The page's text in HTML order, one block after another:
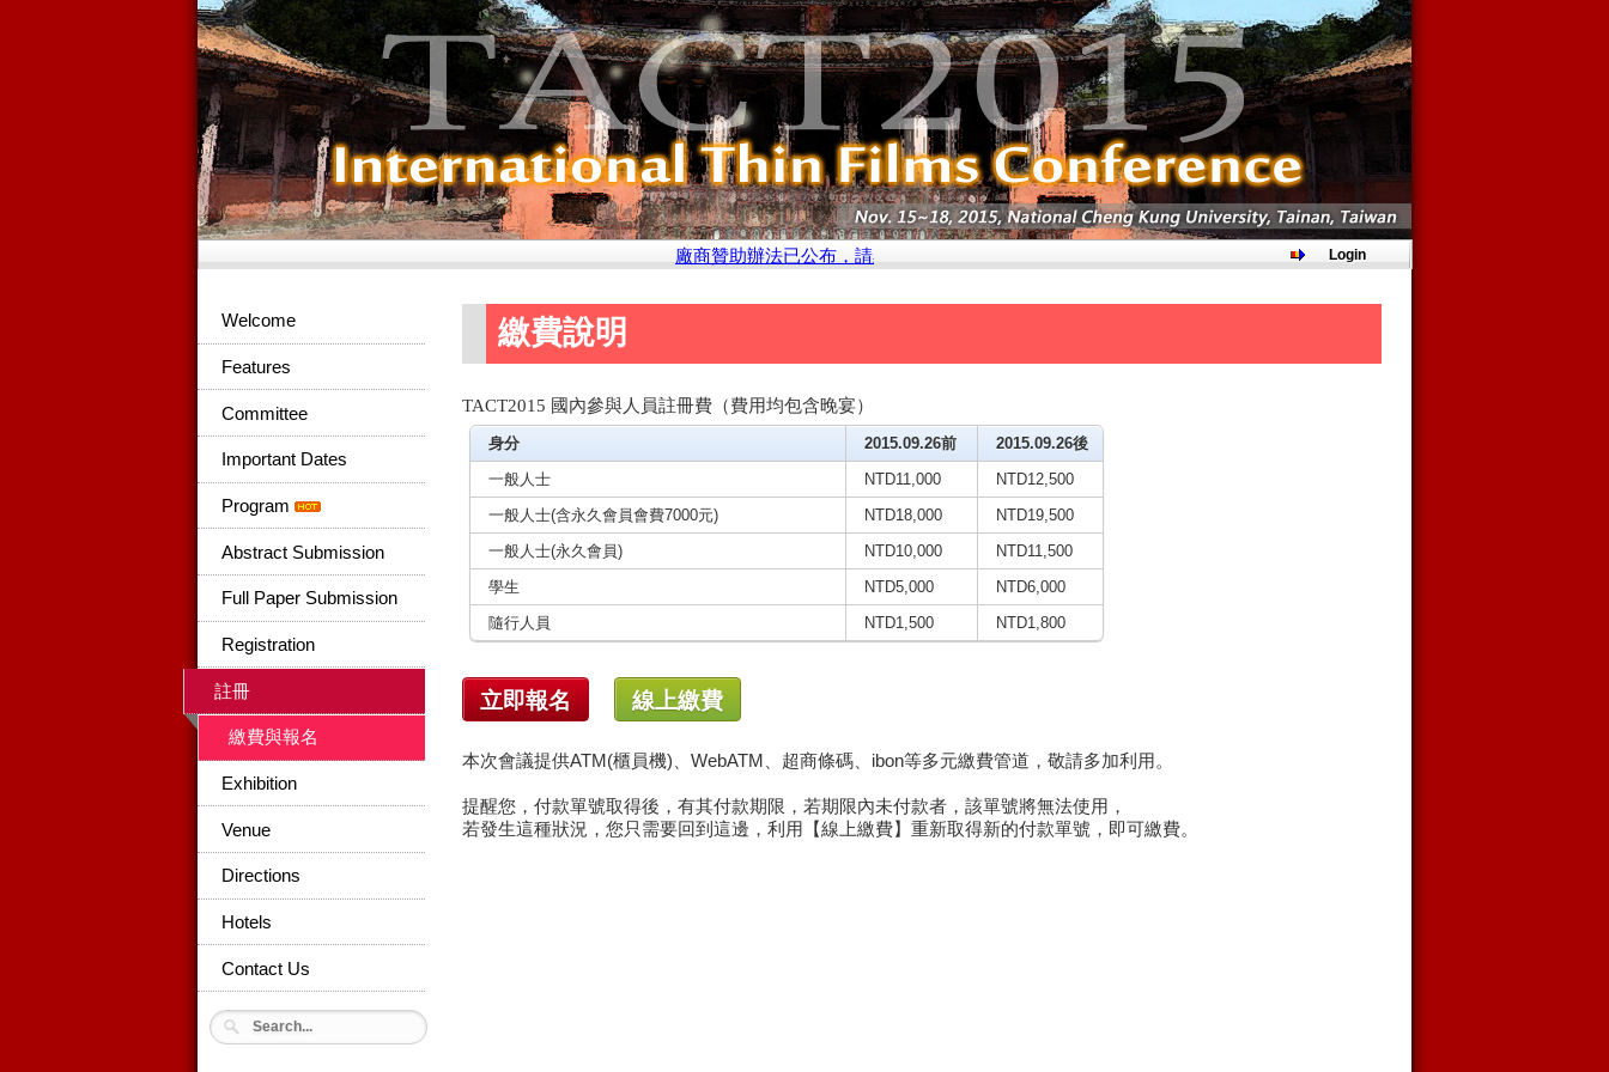
廠商贊助辦法已公布，請點選此處參閱說明 Login
Welcome
Features
Committee
Important Dates
Program
Abstract Submission
Full Paper Submission
Registration
註冊
繳費與報名
Exhibition
Venue
Directions
Hotels
Contact Us
繳費說明
TACT2015 國內參與人員註冊費（費用均包含晚宴）
身分 2015.09.26前
2015.09.26後
一般人士
NTD11,000
NTD12,500
一般人士(含永久會員會費7000元)
NTD18,000
NTD19,500
一般人士(永久會員)
NTD10,000
NTD11,500
學生
NTD5,000
NTD6,000
隨行人員
NTD1,500 NTD1,800
立即報名 線上繳費
本次會議提供ATM(櫃員機)、WebATM、超商條碼、ibon等多元繳費管道，敬請多加利用。
提醒您，付款單號取得後，有其付款期限，若期限內未付款者，該單號將無法使用，
若發生這種狀況，您只需要回到這邊，利用【線上繳費】重新取得新的付款單號，即可繳費。